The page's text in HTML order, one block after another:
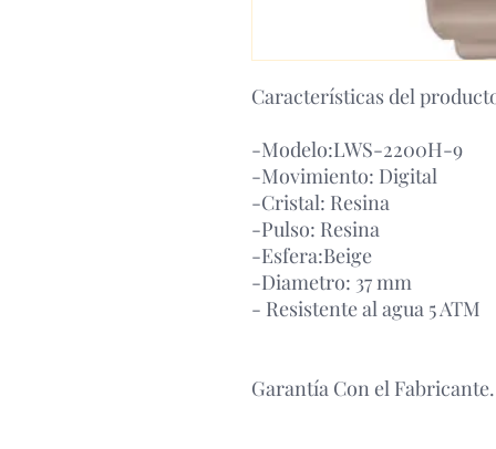
Características del
-Modelo:LWS-2200H-9
-Movimiento: Digital
-Cristal: Resina
-Pulso: Resina
-Esfera:Beige
-Diametro: 37 mm
- Resistente al agua 5 ATM
Garantía Con el Fabricante.